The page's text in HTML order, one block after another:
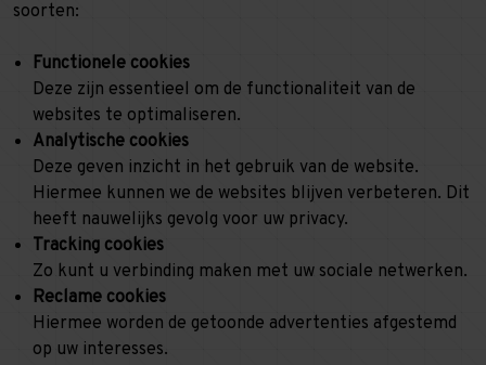
soorten:
Functionele cookies
Deze zijn essentieel om de functionaliteit van de
websites te optimaliseren.
Analytische cookies
Deze geven inzicht in het gebruik van de website.
Hiermee kunnen we de websites blijven verbeteren. Dit
heeft nauwelijks gevolg voor uw privacy.
Tracking cookies
Zo kunt u verbinding maken met uw sociale netwerken.
Reclame cookies
Hiermee worden de getoonde advertenties afgestemd
op uw interesses.